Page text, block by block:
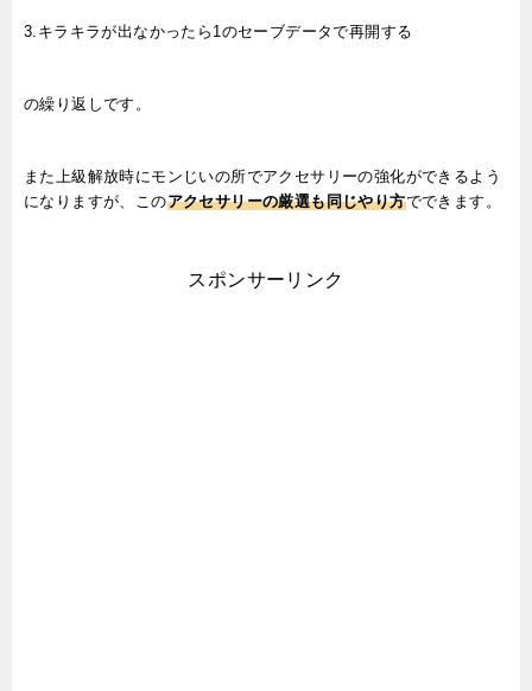
3.キラキラが出なかったら1のセーブデータで再開する
の繰り返しです。
また上級解放時にモンじいの所でアクセサリーの強化ができるよう
になりますが、このアクセサリーの厳選も同じやり方でできます。
スポンサーリンク